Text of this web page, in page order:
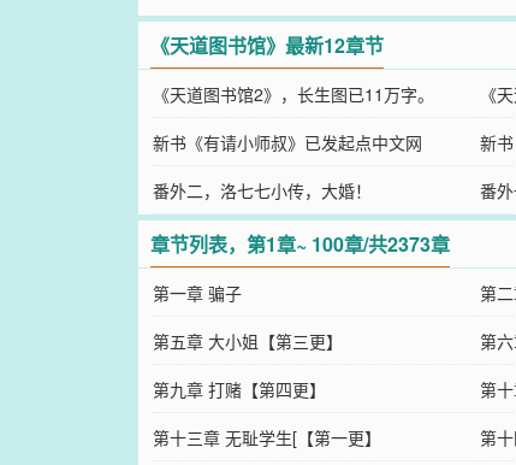
《天道图书馆》最新12章节
《天道图书馆2》，长生图已11万字。 《
新书《有请小师叔》已发起点中文网
新
藏！
番外二，洛七七小传，大婚！
番
章节列表，第1章~ 100章/共2373章
第一章 骗子 第
第五章 大小姐【第三更】
第
第九章 打赌【第四更】
第
第十三章 无耻学生[【第一更】
第